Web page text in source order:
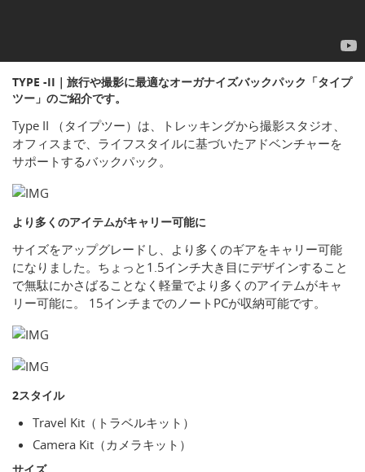
TYPE -II｜旅行や撮影に最適なオーガナイズバックパック「タイプ
ツー」のご紹介です。
Type II （タイプツー）は、トレッキングから撮影スタジオ、
オフィスまで、ライフスタイルに基づいたアドベンチャーを
サポートするバックパック。
より多くのアイテムがキャリー可能に
サイズをアップグレードし、より多くのギアをキャリー可能
になりました。ちょっと1.5インチ大き目にデザインすること
で無駄にかさばることなく軽量でより多くのアイテムがキャ
リー可能に。 15インチまでのノートPCが収納可能です。
2スタイル
Travel Kit（トラベルキット）
Camera Kit（カメラキット）